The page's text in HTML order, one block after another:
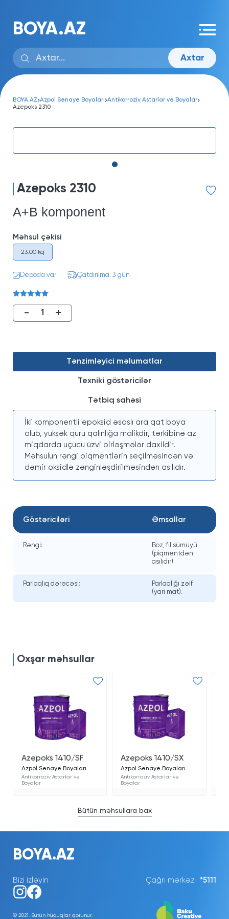
BOYA.AZ
Axtar
BOYA.AZ Azpol Sənaye Boyaları Antikorroziv Astarlar və Boyalar
Azepoks 2310
Azepoks 2310
A+B komponent
Depoda var Çatdırılma: 3 gün
Məhsul çəkisi
23.00 kq
- +
Tənzimləyici məlumatlar
Texniki göstəricilər
Tətbiq sahəsi
İki komponentli epoksid əsaslı ara qat boya
olub, yüksək quru qalınlığa malikdir, tərkibinə az
miqdarda uçucu üzvi birləşmələr daxildir.
Məhsulun rəngi piqmentlərin seçilməsindən və
dəmir oksidlə zənginləşdirilməsindən asılıdır.
Göstəriciləri Əmsallar
Rəngi:
Boz, fil sümüyü
(piqmentdən
asılıdır)
Parlaqlıq dərəcəsi:
Parlaqlığı zəif
(yarı mat).
Oxşar məhsullar
Bütün məhsullara bax
Azepoks 1410/SF
Azpol Sənaye Boyaları
Antikorroziv Astarlar və
Boyalar
Azepoks 1410/SX
Azpol Sənaye Boyaları
Antikorroziv Astarlar və
Boyalar
BOYA.AZ
Çağrı mərkəzi *5111
Bizi izləyin
© 2021. Bütün hüquqlar qorunur.